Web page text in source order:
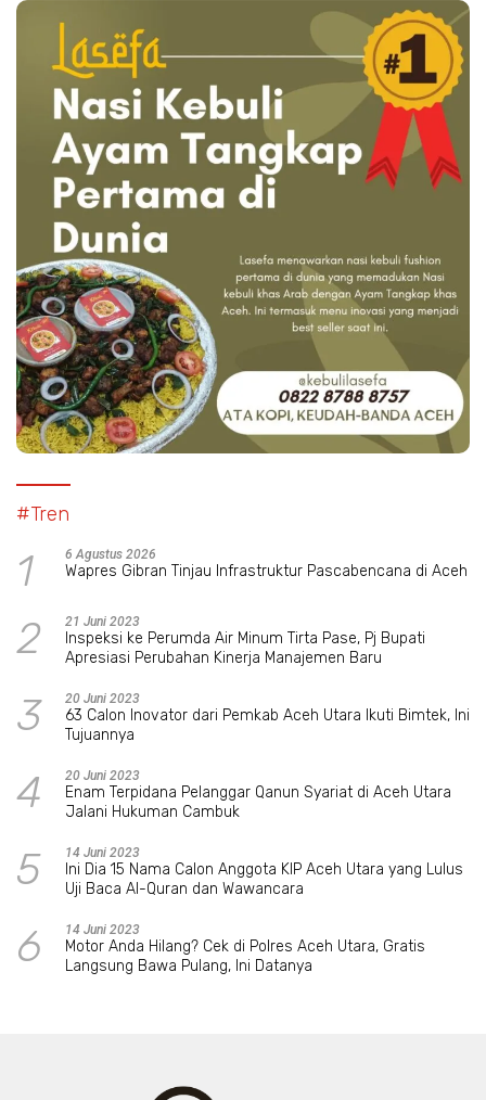
#Tren
1 6 Agustus 2026
Wapres Gibran Tinjau Infrastruktur Pascabencana di Aceh
2 21 Juni 2023
Inspeksi ke Perumda Air Minum Tirta Pase, Pj Bupati
Apresiasi Perubahan Kinerja Manajemen Baru
3 20 Juni 2023
63 Calon Inovator dari Pemkab Aceh Utara Ikuti Bimtek, Ini
Tujuannya
4 20 Juni 2023
Enam Terpidana Pelanggar Qanun Syariat di Aceh Utara
Jalani Hukuman Cambuk
5 14 Juni 2023
Ini Dia 15 Nama Calon Anggota KIP Aceh Utara yang Lulus
Uji Baca Al-Quran dan Wawancara
6 14 Juni 2023
Motor Anda Hilang? Cek di Polres Aceh Utara, Gratis
Langsung Bawa Pulang, Ini Datanya